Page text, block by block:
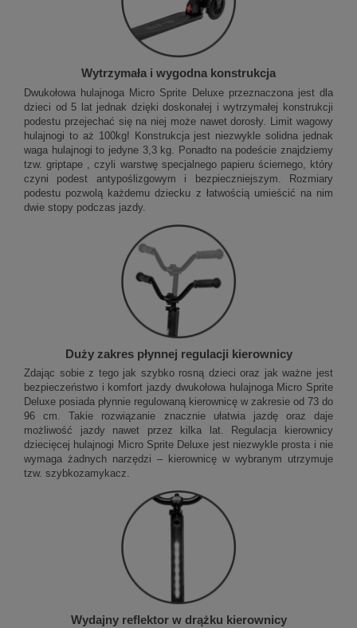
Wytrzymała i wygodna konstrukcja
Dwukołowa hulajnoga Micro Sprite Deluxe przeznaczona jest dla
dzieci od 5 lat jednak dzięki doskonałej i wytrzymałej konstrukcji
podestu przejechać się na niej może nawet dorosły. Limit wagowy
hulajnogi to aż 100kg! Konstrukcja jest niezwykle solidna jednak
waga hulajnogi to jedyne 3,3 kg. Ponadto na podeście znajdziemy
tzw. griptape , czyli warstwę specjalnego papieru ściernego, który
czyni podest antypoślizgowym i bezpieczniejszym. Rozmiary
podestu pozwolą każdemu dziecku z łatwością umieścić na nim
dwie stopy podczas jazdy.
Duży zakres płynnej regulacji kierownicy
Zdając sobie z tego jak szybko rosną dzieci oraz jak ważne jest
bezpieczeństwo i komfort jazdy dwukołowa hulajnoga Micro Sprite
Deluxe posiada płynnie regulowaną kierownicę w zakresie od 73 do
96 cm. Takie rozwiązanie znacznie ułatwia jazdę oraz daje
możliwość jazdy nawet przez kilka lat. Regulacja kierownicy
dziecięcej hulajnogi Micro Sprite Deluxe jest niezwykle prosta i nie
wymaga żadnych narzędzi – kierownicę w wybranym utrzymuje
tzw. szybkozamykacz.
Wydajny reflektor w drążku kierownicy